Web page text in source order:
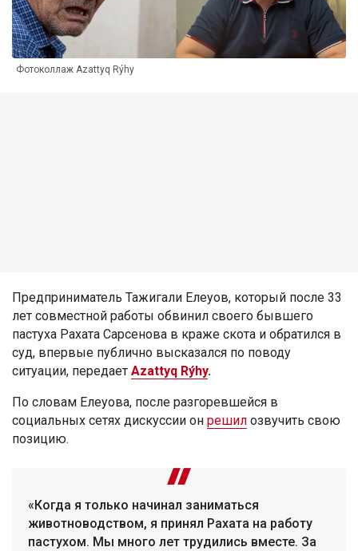
Фотоколлаж Azattyq Rýhy
Предприниматель Тажигали Елеуов, который после 33
лет совместной работы обвинил своего бывшего
пастуха Рахата Сарсенова в краже скота и обратился в
суд, впервые публично высказался по поводу
ситуации, передает Azattyq Rýhy.
По словам Елеуова, после разгоревшейся в
социальных сетях дискуссии он решил озвучить свою
позицию.
«Когда я только начинал заниматься
животноводством, я принял Рахата на работу
пастухом. Мы много лет трудились вместе. За